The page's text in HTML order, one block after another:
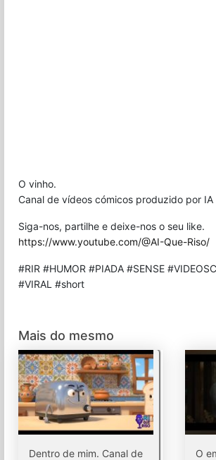
O vinho.
Canal de vídeos cómicos produzido por
Siga-nos, partilhe e deixe-nos o seu like.
https://www.youtube.com/@AI-Que-Riso/
#RIR #HUMOR #PIADA #SENSE
#VIRAL #short
Mais do mesmo
Dentro de mim. Canal de
O